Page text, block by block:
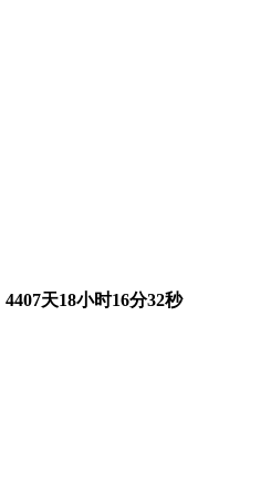
天18小时16分33秒